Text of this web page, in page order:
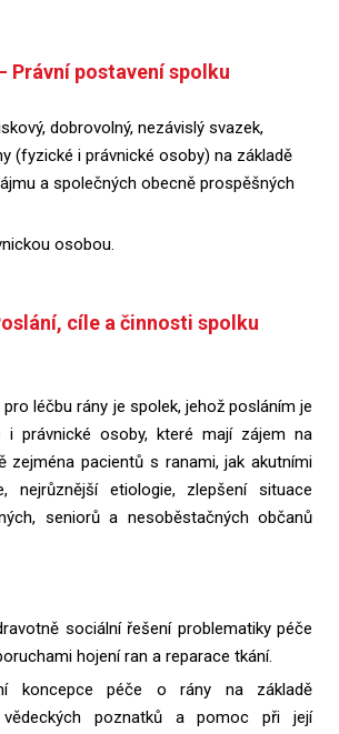
Právní postavení spolku
dobrovolný, nezávislý svazek,
(fyzické i právnické osoby) na základě
a společných obecně prospěšných
osobou.
cíle a činnosti spolku
léčbu rány je spolek, jehož posláním je
i právnické osoby, které mají zájem na
zejména pacientů s ranami, jak akutními
nejrůznější etiologie, zlepšení situace
seniorů a nesoběstačných občanů
sociální řešení problematiky péče
hojení ran a reparace tkání.
koncepce péče o rány na základě
vědeckých poznatků a pomoc při její